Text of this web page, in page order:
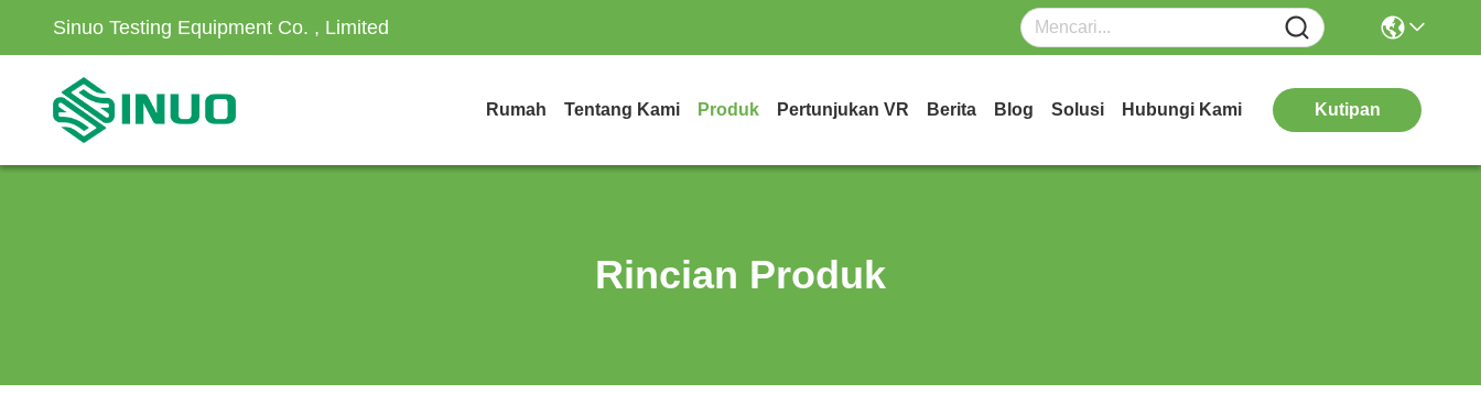
Sinuo Testing Equipment Co. , Limited
Rumah Tentang Kami Produk Pertunjukan VR Berita Blog Solusi Hubungi Kami Kutipan
Rincian Produk